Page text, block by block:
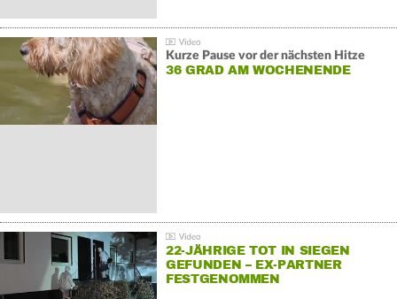
Kurze Pause vor der nächsten Hitze
36 GRAD AM WOCHENENDE
22-JÄHRIGE TOT IN SIEGEN
GEFUNDEN – EX-PARTNER
FESTGENOMMEN